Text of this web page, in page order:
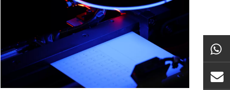
του σύγχρονου PCB (Printed Circuit Board)
29 Νοεμβρίου 2024